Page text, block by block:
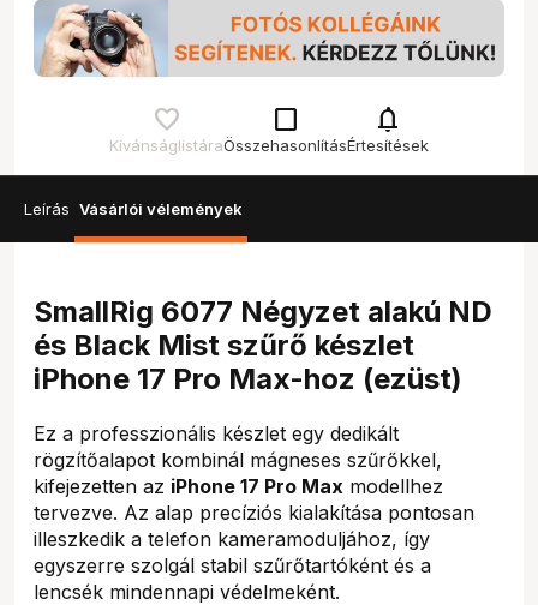
Kívánságlistára
check_box_outline_blank
Összehasonlítás
notifications
Értesítések
Leírás Vásárlói vélemények
SmallRig 6077 Négyzet alakú ND
és Black Mist szűrő készlet
iPhone 17 Pro Max-hoz (ezüst)
Ez a professzionális készlet egy dedikált
rögzítőalapot kombinál mágneses szűrőkkel,
kifejezetten az iPhone 17 Pro Max modellhez
tervezve. Az alap precíziós kialakítása pontosan
illeszkedik a telefon kameramoduljához, így
egyszerre szolgál stabil szűrőtartóként és a
lencsék mindennapi védelmeként.